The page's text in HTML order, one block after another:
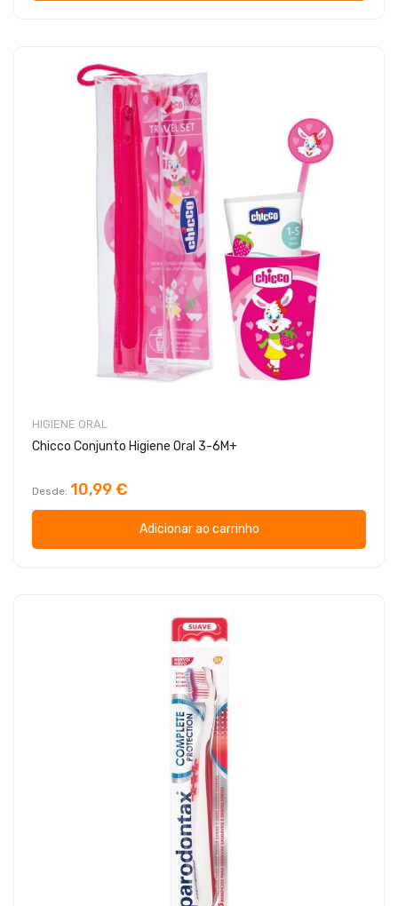
HIGIENE ORAL
Chicco Conjunto Higiene Oral 3-6M+
Desde 10,99 €
Adicionar ao carrinho